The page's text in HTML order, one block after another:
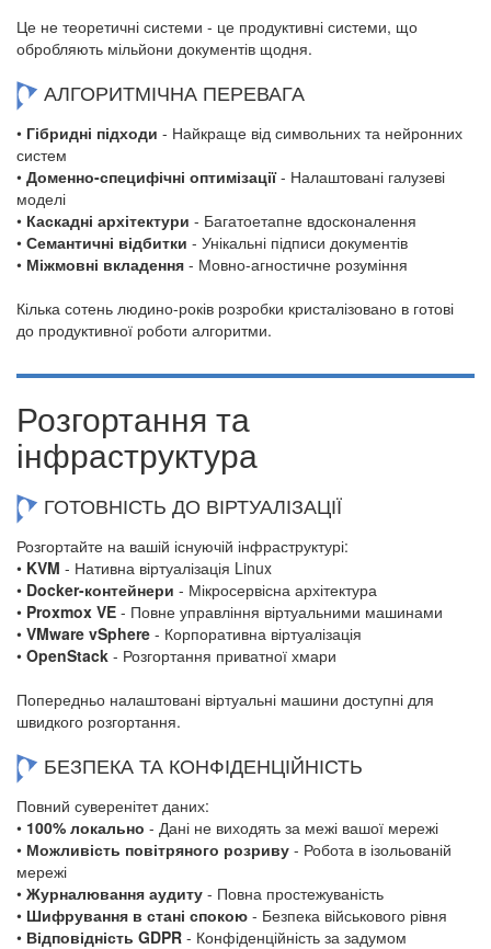
Це не теоретичні системи - це продуктивні системи, що
обробляють мільйони документів щодня.
АЛГОРИТМІЧНА ПЕРЕВАГА
• Гібридні підходи - Найкраще від символьних та нейронних
систем
• Доменно-специфічні оптимізації- Налаштовані галузеві
моделі
• Каскадні архітектури - Багатоетапне вдосконалення
• Семантичні відбитки - Унікальні підписи документів
• Міжмовні вкладення - Мовно-агностичне розуміння
Кілька сотень людино-років розробки кристалізовано в готові
до продуктивної роботи алгоритми.
Розгортання та
інфраструктура
ГОТОВНІСТЬ ДО ВІРТУАЛІЗАЦІЇ
Розгортайте на вашій існуючій інфраструктурі:
• KVM - Нативна віртуалізація Linux
• Docker-контейнери - Мікросервісна архітектура
• Proxmox VE - Повне управління віртуальними машинами
• VMware vSphere - Корпоративна віртуалізація
• OpenStack - Розгортання приватної хмари
Попередньо налаштовані віртуальні машини доступні для
швидкого розгортання.
БЕЗПЕКА ТА КОНФІДЕНЦІЙНІСТЬ
Повний суверенітет даних:
• 100% локально - Дані не виходять за межі вашої мережі
• Можливість повітряного розриву - Робота в ізольованій
мережі
• Журналювання аудиту - Повна простежуваність
• Шифрування в стані спокою - Безпека військового рівня
• Відповідність GDPR - Конфіденційність за задумом